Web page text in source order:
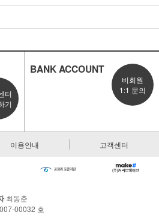
터
기
BANK ACCOUNT
비회원
1:1 문의
이용안내 고객센터
최동춘
00032 호